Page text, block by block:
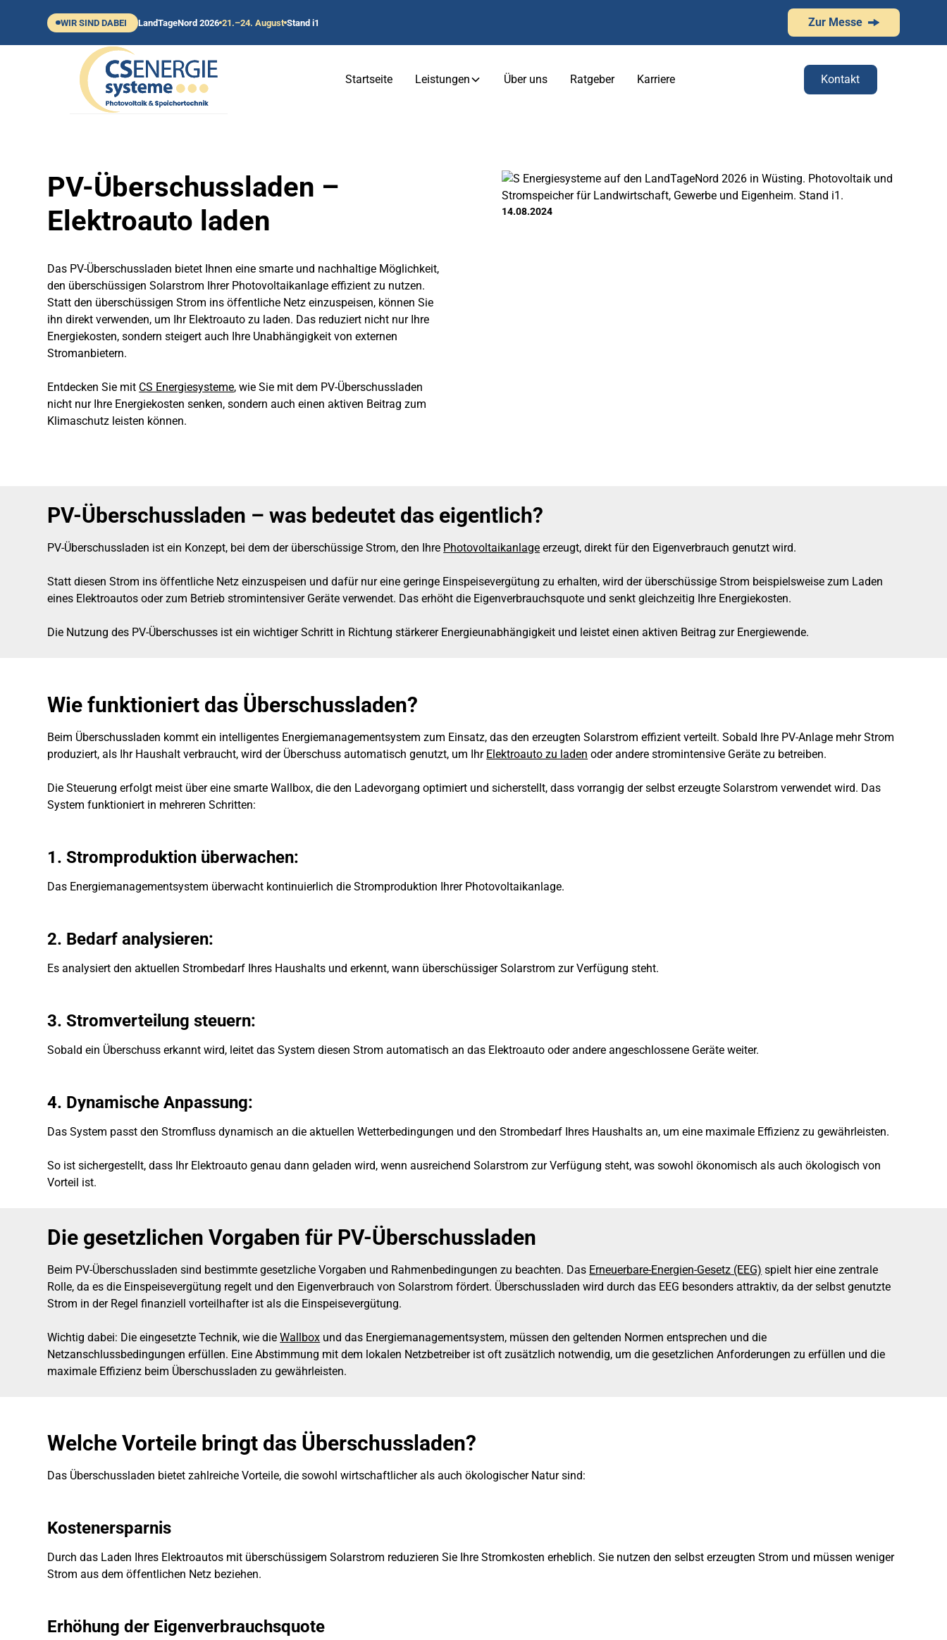
WIR SIND DABEI LandTageNord 2026 21.–24. August Stand i1 Zur Messe
Startseite Leistungen Über uns Ratgeber Karriere Kontakt
PV-Überschussladen –
Elektroauto laden
Das PV-Überschussladen bietet Ihnen eine smarte und nachhaltige Möglichkeit,
den überschüssigen Solarstrom Ihrer Photovoltaikanlage effizient zu nutzen.
Statt den überschüssigen Strom ins öffentliche Netz einzuspeisen, können Sie
ihn direkt verwenden, um Ihr Elektroauto zu laden. Das reduziert nicht nur Ihre
Energiekosten, sondern steigert auch Ihre Unabhängigkeit von externen
Stromanbietern.
Entdecken Sie mit CS Energiesysteme, wie Sie mit dem PV-Überschussladen
nicht nur Ihre Energiekosten senken, sondern auch einen aktiven Beitrag zum
Klimaschutz leisten können.
14.08.2024
PV-Überschussladen – was bedeutet das eigentlich?
PV-Überschussladen ist ein Konzept, bei dem der überschüssige Strom, den Ihre Photovoltaikanlage erzeugt, direkt für den Eigenverbrauch genutzt wird.
Statt diesen Strom ins öffentliche Netz einzuspeisen und dafür nur eine geringe Einspeisevergütung zu erhalten, wird der überschüssige Strom beispielsweise zum Laden
eines Elektroautos oder zum Betrieb stromintensiver Geräte verwendet. Das erhöht die Eigenverbrauchsquote und senkt gleichzeitig Ihre Energiekosten.
Die Nutzung des PV-Überschusses ist ein wichtiger Schritt in Richtung stärkerer Energieunabhängigkeit und leistet einen aktiven Beitrag zur Energiewende.
Wie funktioniert das Überschussladen?
Beim Überschussladen kommt ein intelligentes Energiemanagementsystem zum Einsatz, das den erzeugten Solarstrom effizient verteilt. Sobald Ihre PV-Anlage mehr Strom
produziert, als Ihr Haushalt verbraucht, wird der Überschuss automatisch genutzt, um Ihr Elektroauto zu laden oder andere stromintensive Geräte zu betreiben.
Die Steuerung erfolgt meist über eine smarte Wallbox, die den Ladevorgang optimiert und sicherstellt, dass vorrangig der selbst erzeugte Solarstrom verwendet wird. Das
System funktioniert in mehreren Schritten:
1. Stromproduktion überwachen:
Das Energiemanagementsystem überwacht kontinuierlich die Stromproduktion Ihrer Photovoltaikanlage.
2. Bedarf analysieren:
Es analysiert den aktuellen Strombedarf Ihres Haushalts und erkennt, wann überschüssiger Solarstrom zur Verfügung steht.
3. Stromverteilung steuern:
Sobald ein Überschuss erkannt wird, leitet das System diesen Strom automatisch an das Elektroauto oder andere angeschlossene Geräte weiter.
4. Dynamische Anpassung:
Das System passt den Stromfluss dynamisch an die aktuellen Wetterbedingungen und den Strombedarf Ihres Haushalts an, um eine maximale Effizienz zu gewährleisten.
So ist sichergestellt, dass Ihr Elektroauto genau dann geladen wird, wenn ausreichend Solarstrom zur Verfügung steht, was sowohl ökonomisch als auch ökologisch von
Vorteil ist.
Die gesetzlichen Vorgaben für PV-Überschussladen
Beim PV-Überschussladen sind bestimmte gesetzliche Vorgaben und Rahmenbedingungen zu beachten. Das Erneuerbare-Energien-Gesetz (EEG) spielt hier eine zentrale
Rolle, da es die Einspeisevergütung regelt und den Eigenverbrauch von Solarstrom fördert. Überschussladen wird durch das EEG besonders attraktiv, da der selbst genutzte
Strom in der Regel finanziell vorteilhafter ist als die Einspeisevergütung.
Wichtig dabei: Die eingesetzte Technik, wie dieWallbox und das Energiemanagementsystem, müssen den geltenden Normen entsprechen und die
Netzanschlussbedingungen erfüllen. Eine Abstimmung mit dem lokalen Netzbetreiber ist oft zusätzlich notwendig, um die gesetzlichen Anforderungen zu erfüllen und die
maximale Effizienz beim Überschussladen zu gewährleisten.
Welche Vorteile bringt das Überschussladen?
Das Überschussladen bietet zahlreiche Vorteile, die sowohl wirtschaftlicher als auch ökologischer Natur sind:
Kostenersparnis
Durch das Laden Ihres Elektroautos mit überschüssigem Solarstrom reduzieren Sie Ihre Stromkosten erheblich. Sie nutzen den selbst erzeugten Strom und müssen weniger
Strom aus dem öffentlichen Netz beziehen.
Erhöhung der Eigenverbrauchsquote